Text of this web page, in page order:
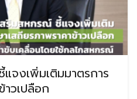
จงเพิ่มเติมมาตรการ
วเปลือก